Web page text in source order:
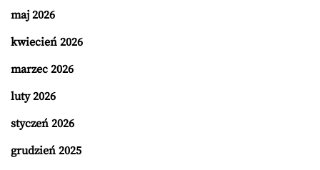
maj 2026
kwiecień 2026
marzec 2026
luty 2026
styczeń 2026
grudzień 2025